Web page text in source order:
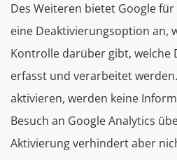
Des Weiteren bietet Google
eine Deaktivierungsoption an,
Kontrolle darüber gibt, welche
erfasst und verarbeitet
aktivieren, werden keine
Besuch an Google Analytics
Aktivierung verhindert aber